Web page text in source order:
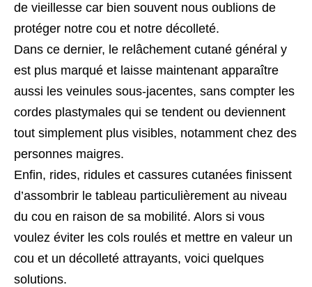
de vieillesse car bien souvent nous oublions de
protéger notre cou et notre décolleté.
Dans ce dernier, le relâchement cutané général y
est plus marqué et laisse maintenant apparaître
aussi les veinules sous-jacentes, sans compter les
cordes plastymales qui se tendent ou deviennent
tout simplement plus visibles, notamment chez des
personnes maigres.
Enfin, rides, ridules et cassures cutanées finissent
d’assombrir le tableau particulièrement au niveau
du cou en raison de sa mobilité. Alors si vous
voulez éviter les cols roulés et mettre en valeur un
cou et un décolleté attrayants, voici quelques
solutions.